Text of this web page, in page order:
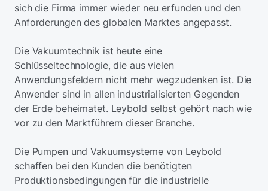
sich die Firma immer wieder neu erfunden und den
Anforderungen des globalen Marktes angepasst.
Die Vakuumtechnik ist heute eine
Schlüsseltechnologie, die aus vielen
Anwendungsfeldern nicht mehr wegzudenken ist. Die
Anwender sind in allen industrialisierten Gegenden
der Erde beheimatet. Leybold selbst gehört nach wie
vor zu den Marktführern dieser Branche.
Die Pumpen und Vakuumsysteme von Leybold
schaffen bei den Kunden die benötigten
Produktionsbedingungen für die industrielle